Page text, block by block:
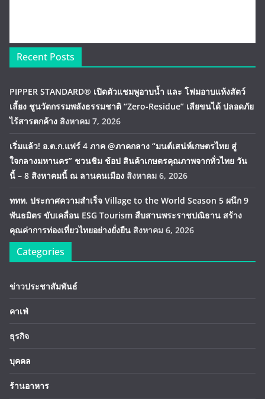
Recent Posts
PIPPER STANDARD® เปิดตัวแชมพูอาบน้ำ และ โฟมอาบแห้งสัตว์
เลี้ยง ชูนวัตกรรมพลังธรรมชาติ “Zero-Residue” เลียขนได้ ปลอดภัย
ไร้สารตกค้าง สิงหาคม 7, 2026
เริ่มแล้ว! อ.ต.ก.แฟร์ 4 ภาค @ภาคกลาง “มนต์เสน่ห์เกษตรไทย สู่
ใจกลางมหานคร” ชวนชิม ช้อป สินค้าเกษตรคุณภาพจากทั่วไทย วัน
นี้ – 8 สิงหาคมนี้ ณ ลานคนเมือง สิงหาคม 6, 2026
ททท. ประกาศความสำเร็จ Village to the World Season 5 ผนึก 9
พันธมิตร ขับเคลื่อน ESG Tourism สืบสานพระราชปณิธาน สร้าง
คุณค่าการท่องเที่ยวไทยอย่างยั่งยืน สิงหาคม 6, 2026
Categories
ข่าวประชาสัมพันธ์
คาเฟ่
ธุรกิจ
บุคคล
ร้านอาหาร